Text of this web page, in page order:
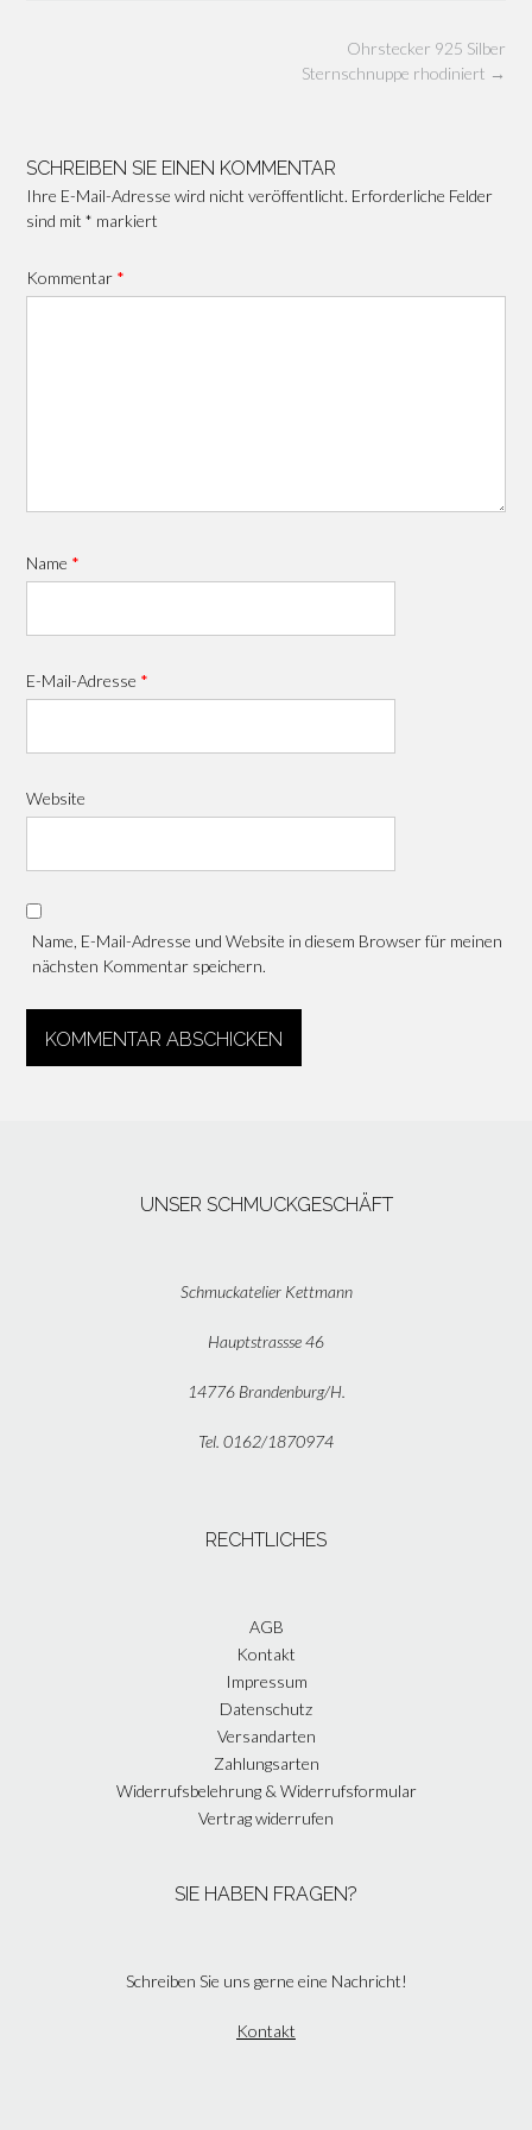
Ohrstecker 925 Silber
Sternschnuppe rhodiniert →
SCHREIBEN SIE EINEN KOMMENTAR
Ihre E-Mail-Adresse wird nicht veröffentlicht. Erforderliche Felder
sind mit * markiert
Kommentar *
Name *
E-Mail-Adresse *
Website
Name, E-Mail-Adresse und Website in diesem Browser für meinen
nächsten Kommentar speichern.
UNSER SCHMUCKGESCHÄFT
Schmuckatelier Kettmann
Hauptstrassse 46
14776 Brandenburg/H.
Tel. 0162/1870974
RECHTLICHES
AGB
Kontakt
Impressum
Datenschutz
Versandarten
Zahlungsarten
Widerrufsbelehrung & Widerrufsformular
Vertrag widerrufen
SIE HABEN FRAGEN?
Schreiben Sie uns gerne eine Nachricht!
Kontakt